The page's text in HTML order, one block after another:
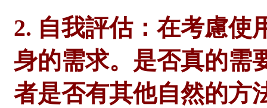
2. 自我評估：在考慮使
身的需求。是否真的需
者是否有其他自然的方